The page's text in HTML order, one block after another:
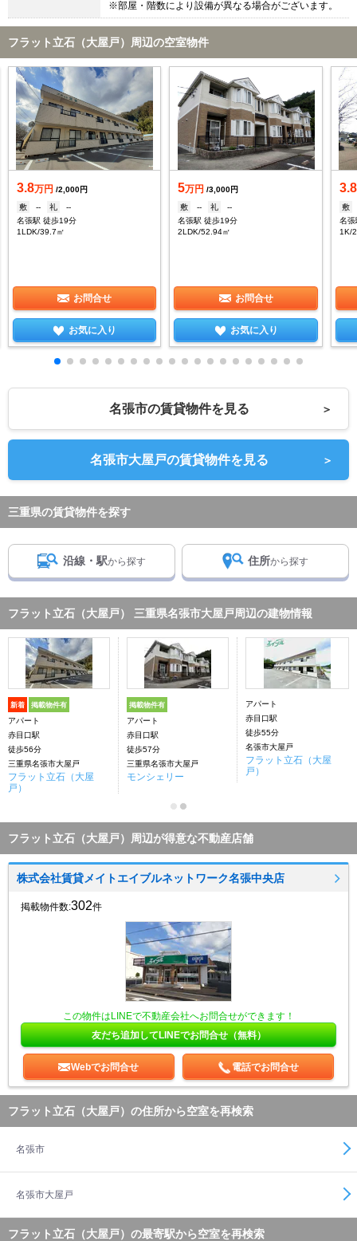
※部屋・階数により設備が異なる場合がございます。
フラット立石（大屋戸）周辺の空室物件
3.8万円 /2,000円
敷
-- 礼
--
名張駅 徒歩19分
1LDK/39.7㎡
お問合せ
お気に入り
5万円 /3,000円
敷
-- 礼
--
名張駅 徒歩19分
2LDK/52.94㎡
お問合せ
お気に入り
3.8
敷
名
1K/
名張市の賃貸物件を見る ＞
名張市大屋戸の賃貸物件を見る ＞
三重県の賃貸物件を探す
沿線・駅から探す 住所から探す
フラット立石（大屋戸） 三重県名張市大屋戸周辺の建物情報
新着 掲載物件有
アパート
赤目口駅
徒歩56分
三重県名張市大屋戸
フラット立石（大屋
戸）
掲載物件有
アパート
赤目口駅
徒歩57分
三重県名張市大屋戸
モンシェリー
アパート
赤目口駅
徒歩55分
名張市大屋戸
フラット立石（大屋
戸）
フラット立石（大屋戸）周辺が得意な不動産店舗
株式会社賃貸メイトエイブルネットワーク名張中央店
掲載物件数:302件
この物件はLINEで不動産会社へお問合せができます！
友だち追加してLINEでお問合せ（無料）
Webでお問合せ 電話でお問合せ
フラット立石（大屋戸）の住所から空室を再検索
名張市
名張市大屋戸
フラット立石（大屋戸）の最寄駅から空室を再検索